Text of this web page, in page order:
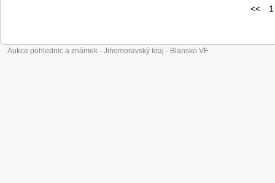
<< 1
Aukce pohlednic a známek - Jihomoravský kraj - Blansko VF